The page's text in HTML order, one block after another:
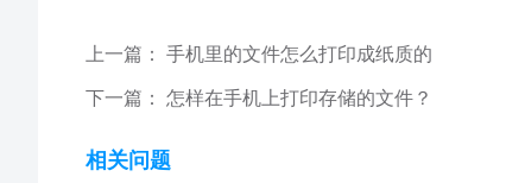
上一篇： 手机里的文件怎么打印成纸质的
下一篇： 怎样在手机上打印存储的文件？
相关问题